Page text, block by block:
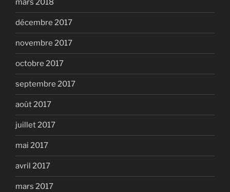
mars 2018
décembre 2017
novembre 2017
octobre 2017
septembre 2017
août 2017
juillet 2017
mai 2017
avril 2017
mars 2017